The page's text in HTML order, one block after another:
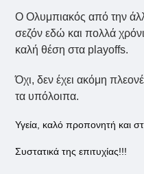
Ο Ολυμπιακός από την
σεζόν εδώ και πολλά
καλή θέση στα playoffs.
Όχι, δεν έχει ακόμη
τα υπόλοιπα.
Υγεία, καλό προπονητή και
Συστατικά της επιτυχίας!!!